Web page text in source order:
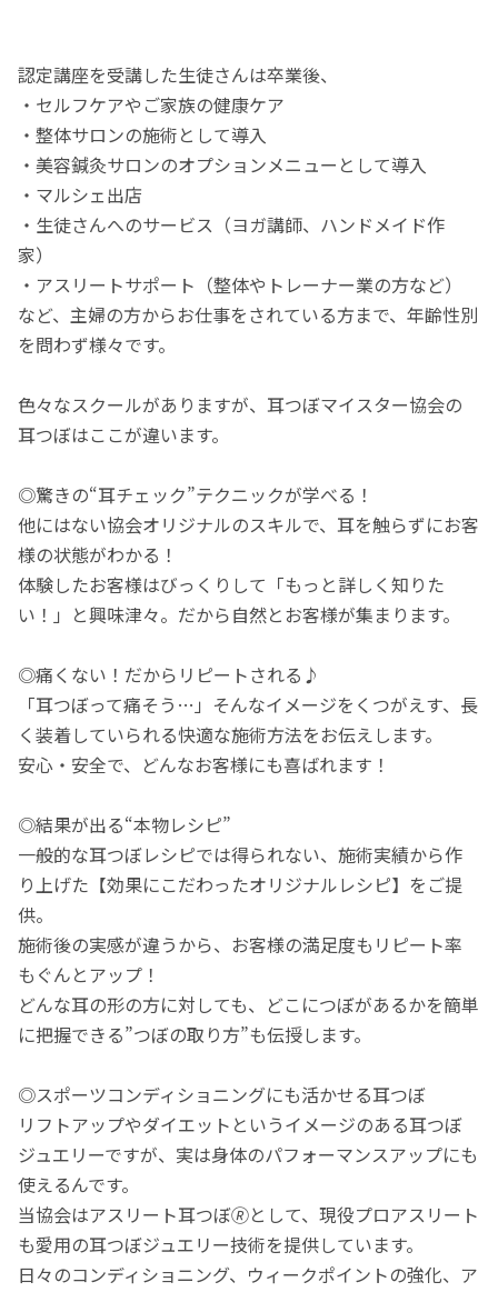
認定講座を受講した生徒さんは卒業後、
・セルフケアやご家族の健康ケア
・整体サロンの施術として導入
・美容鍼灸サロンのオプションメニューとして導入
・マルシェ出店
・生徒さんへのサービス（ヨガ講師、ハンドメイド作
家）
・アスリートサポート（整体やトレーナー業の方など）
など、主婦の方からお仕事をされている方まで、年齢性別
を問わず様々です。
色々なスクールがありますが、耳つぼマイスター協会の
耳つぼはここが違います。
◎驚きの“耳チェック”テクニックが学べる！
他にはない協会オリジナルのスキルで、耳を触らずにお客
様の状態がわかる！
体験したお客様はびっくりして「もっと詳しく知りた
い！」と興味津々。だから自然とお客様が集まります。
◎痛くない！だからリピートされる♪
「耳つぼって痛そう…」そんなイメージをくつがえす、長
く装着していられる快適な施術方法をお伝えします。
安心・安全で、どんなお客様にも喜ばれます！
◎結果が出る“本物レシピ”
一般的な耳つぼレシピでは得られない、施術実績から作
り上げた【効果にこだわったオリジナルレシピ】をご提
供。
施術後の実感が違うから、お客様の満足度もリピート率
もぐんとアップ！
どんな耳の形の方に対しても、どこにつぼがあるかを簡単
に把握できる”つぼの取り方”も伝授します。
◎スポーツコンディショニングにも活かせる耳つぼ
リフトアップやダイエットというイメージのある耳つぼ
ジュエリーですが、実は身体のパフォーマンスアップにも
使えるんです。
当協会はアスリート耳つぼ🄬として、現役プロアスリート
も愛用の耳つぼジュエリー技術を提供しています。
日々のコンディショニング、ウィークポイントの強化、ア